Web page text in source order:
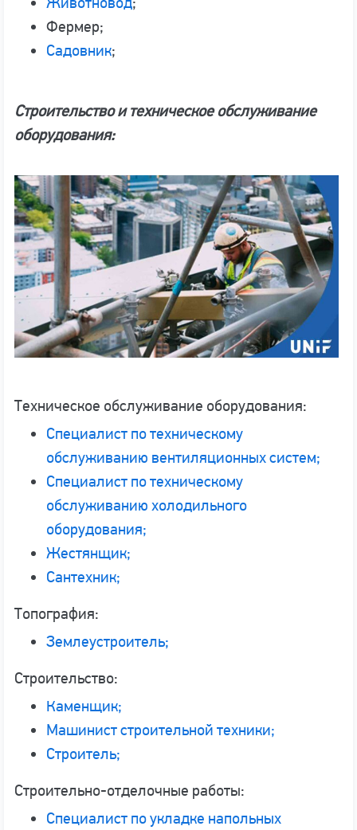
Фермер;
Садовник;
Строительство и техническое обслуживание
оборудования:
Техническое обслуживание оборудования:
Специалист по техническому
обслуживанию вентиляционных систем;
Специалист по техническому
обслуживанию холодильного
оборудования;
Жестянщик;
Сантехник;
Топография:
Землеустроитель;
Строительство:
Каменщик;
Машинист строительной техники;
Строитель;
Строительно-отделочные работы:
Специалист по укладке напольных